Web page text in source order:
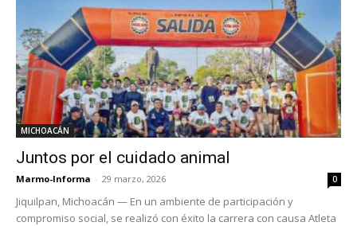
MICHOACÁN
Juntos por el cuidado animal
Marmo-Informa - 29 marzo, 2026 0
Jiquilpan, Michoacán — En un ambiente de participación y
compromiso social, se realizó con éxito la carrera con causa Atleta